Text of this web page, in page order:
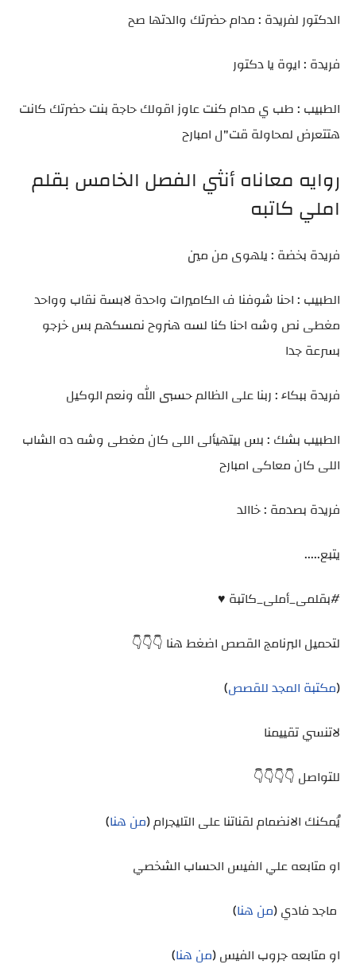
الدكتور لفريدة : مدام حضرتك والدتها صح
فريدة : ايوة يا دكتور
الطبيب : طب ي مدام كنت عاوز اقولك حاجة بنت حضرتك كانت
هتتعرض لمحاولة قت"ل امبارح
روايه معاناه أنثي الفصل الخامس بقلم
املي كاتبه
فريدة بخضة : يلهوى من مين
الطبيب : احنا شوفنا ف الكاميرات واحدة لابسة نقاب وواحد
مغطى نص وشه احنا كنا لسه هنروح نمسكهم بس خرجو
بسرعة جدا
فريدة ببكاء : ربنا على الظالم حسبى الله ونعم الوكيل
الطبيب بشك : بس بيتهيألى اللى كان مغطى وشه ده الشاب
اللى كان معاكى امبارح
فريدة بصدمة : خاالد
يتبع.....
#بقلمى_أملى_كاتبة ♥️
لتحميل البرنامج القصص اضغط هنا 👇👇👇
(مكتبة المجد للقصص)
لاتنسي تقييمنا
للتواصل 👇👇👇👇
يُمكنك الانضمام لقناتنا على التليجرام (من هنا)
او متابعه علي الفيس الحساب الشخصي
ماجد فادي (من هنا)
او متابعه جروب الفيس (من هنا)